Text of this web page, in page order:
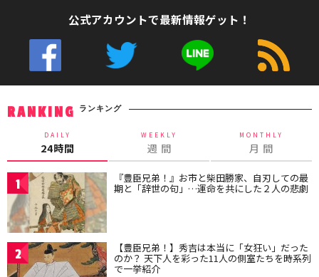
公式アカウントで最新情報ゲット！
RANKING ランキング
DAILY
24時間
WEEKLY
週 間
MONTHLY
月 間
1 『豊臣兄弟！』お市と柴田勝家、自刃しての最
期と「辞世の句」…運命を共にした２人の悲劇
2 【豊臣兄弟！】秀吉は本当に「女狂い」だった
のか？ 天下人を彩った11人の側室たちを時系列
で一挙紹介